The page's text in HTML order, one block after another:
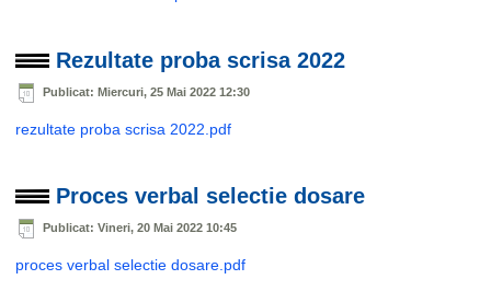
Rezultate proba scrisa 2022
Publicat: Miercuri, 25 Mai 2022 12:30
rezultate proba scrisa 2022.pdf
Proces verbal selectie dosare
Publicat: Vineri, 20 Mai 2022 10:45
proces verbal selectie dosare.pdf